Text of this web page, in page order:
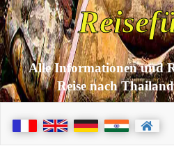
Alle Informationen und
Reise nach